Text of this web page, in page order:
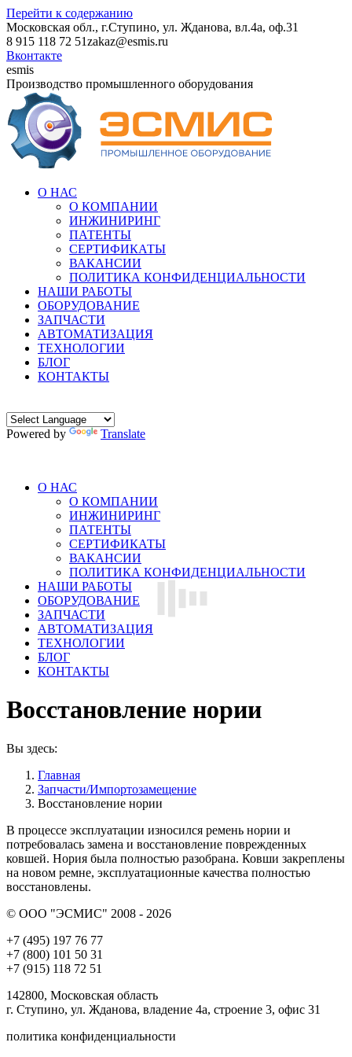
Перейти к содержанию
Московская обл., г.Ступино, ул. Жданова, вл.4а, оф.31
8 915 118 72 51zakaz@esmis.ru
Вконтакте
esmis
Производство промышленного оборудования
О НАС
О КОМПАНИИ
ИНЖИНИРИНГ
ПАТЕНТЫ
СЕРТИФИКАТЫ
ВАКАНСИИ
ПОЛИТИКА КОНФИДЕНЦИАЛЬНОСТИ
НАШИ РАБОТЫ
ОБОРУДОВАНИЕ
ЗАПЧАСТИ
АВТОМАТИЗАЦИЯ
ТЕХНОЛОГИИ
БЛОГ
КОНТАКТЫ
Powered by Translate
О НАС
О КОМПАНИИ
ИНЖИНИРИНГ
ПАТЕНТЫ
СЕРТИФИКАТЫ
ВАКАНСИИ
ПОЛИТИКА КОНФИДЕНЦИАЛЬНОСТИ
НАШИ РАБОТЫ
ОБОРУДОВАНИЕ
ЗАПЧАСТИ
АВТОМАТИЗАЦИЯ
ТЕХНОЛОГИИ
БЛОГ
КОНТАКТЫ
Восстановление нории
Вы здесь:
Главная
Запчасти/Импортозамещение
Восстановление нории
В процессе эксплуатации износился ремень нории и
потребовалась замена и восстановление поврежденных
ковшей. Нория была полностью разобрана. Ковши закреплены
на новом ремне, эксплуатационные качества полностью
восстановлены.
© ООО "ЭСМИС" 2008 - 2026
+7 (495) 197 76 77
+7 (800) 101 50 31
+7 (915) 118 72 51
142800, Московская область
г. Ступино, ул. Жданова, владение 4а, строение 3, офис 31
политика конфиденциальности